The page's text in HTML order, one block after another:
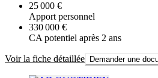
25 000 €
Apport personnel
330 000 €
CA potentiel après 2 ans
Voir la fiche détaillée Demander une